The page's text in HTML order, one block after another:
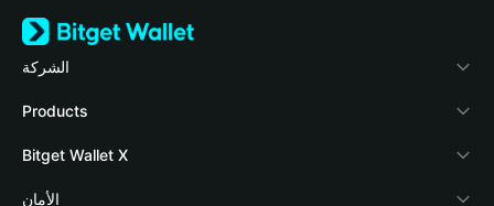
الشركة
المدونة
الأكاديمية
Products
Crypto Card
Stablecoin Earn
Bitget Wallet X
المطورون
الأمان